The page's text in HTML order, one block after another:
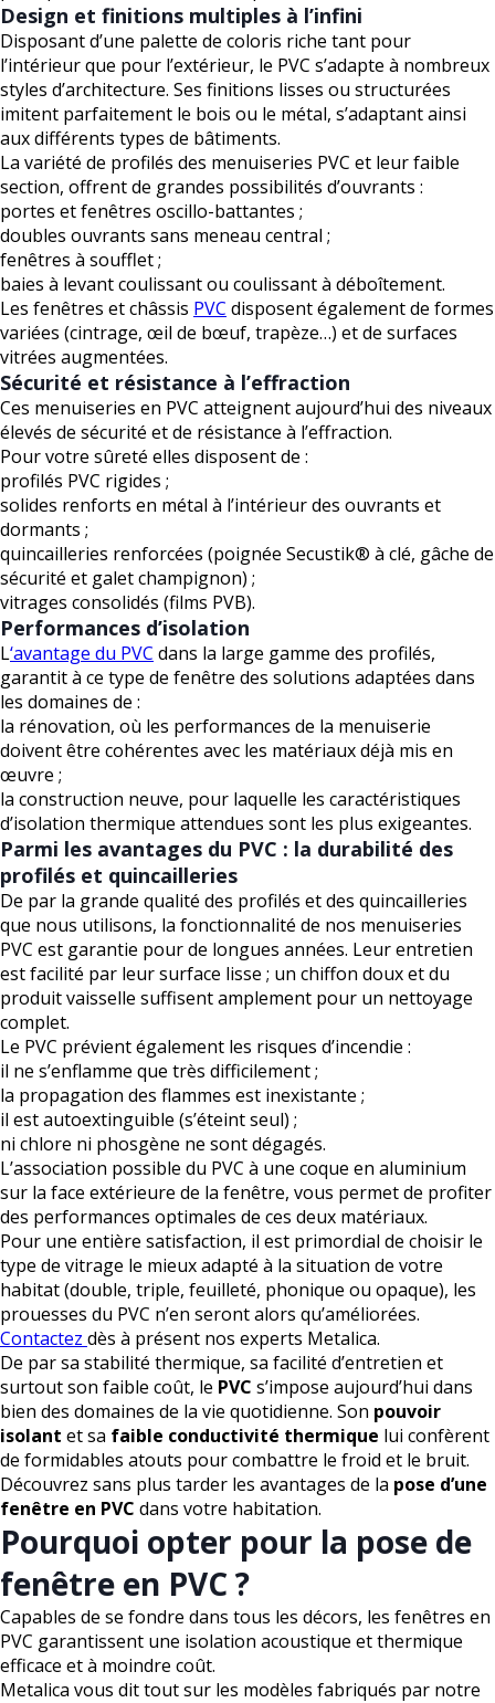
Design et finitions multiples à l’infini
Disposant d’une palette de coloris riche tant pour
l’intérieur que pour l’extérieur, le PVC s’adapte à nombreux
styles d’architecture. Ses finitions lisses ou structurées
imitent parfaitement le bois ou le métal, s’adaptant ainsi
aux différents types de bâtiments.
La variété de profilés des menuiseries PVC et leur faible
section, offrent de grandes possibilités d’ouvrants :
portes et fenêtres oscillo-battantes ;
doubles ouvrants sans meneau central ;
fenêtres à soufflet ;
baies à levant coulissant ou coulissant à déboîtement.
Les fenêtres et châssis PVC disposent également de formes
variées (cintrage, œil de bœuf, trapèze…) et de surfaces
vitrées augmentées.
Sécurité et résistance à l’effraction
Ces menuiseries en PVC atteignent aujourd’hui des niveaux
élevés de sécurité et de résistance à l’effraction.
Pour votre sûreté elles disposent de :
profilés PVC rigides ;
solides renforts en métal à l’intérieur des ouvrants et
dormants ;
quincailleries renforcées (poignée Secustik® à clé, gâche de
sécurité et galet champignon) ;
vitrages consolidés (films PVB).
Performances d’isolation
L‘avantage du PVC dans la large gamme des profilés,
garantit à ce type de fenêtre des solutions adaptées dans
les domaines de :
la rénovation, où les performances de la menuiserie
doivent être cohérentes avec les matériaux déjà mis en
œuvre ;
la construction neuve, pour laquelle les caractéristiques
d’isolation thermique attendues sont les plus exigeantes.
Parmi les avantages du PVC : la durabilité des
profilés et quincailleries
De par la grande qualité des profilés et des quincailleries
que nous utilisons, la fonctionnalité de nos menuiseries
PVC est garantie pour de longues années. Leur entretien
est facilité par leur surface lisse ; un chiffon doux et du
produit vaisselle suffisent amplement pour un nettoyage
complet.
Le PVC prévient également les risques d’incendie :
il ne s’enflamme que très difficilement ;
la propagation des flammes est inexistante ;
il est autoextinguible (s’éteint seul) ;
ni chlore ni phosgène ne sont dégagés.
L’association possible du PVC à une coque en aluminium
sur la face extérieure de la fenêtre, vous permet de profiter
des performances optimales de ces deux matériaux.
Pour une entière satisfaction, il est primordial de choisir le
type de vitrage le mieux adapté à la situation de votre
habitat (double, triple, feuilleté, phonique ou opaque), les
prouesses du PVC n’en seront alors qu’améliorées.
Contactez dès à présent nos experts Metalica.
De par sa stabilité thermique, sa facilité d’entretien et
surtout son faible coût, le PVC s’impose aujourd’hui dans
bien des domaines de la vie quotidienne. Son pouvoir
isolant et sa faible conductivité thermique lui confèrent
de formidables atouts pour combattre le froid et le bruit.
Découvrez sans plus tarder les avantages de la pose d’une
fenêtre en PVC dans votre habitation.
Pourquoi opter pour la pose de
fenêtre en PVC ?
Capables de se fondre dans tous les décors, les fenêtres en
PVC garantissent une isolation acoustique et thermique
efficace et à moindre coût.
Metalica vous dit tout sur les modèles fabriqués par notre